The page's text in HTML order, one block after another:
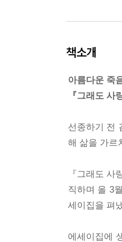
책소개
아름다운 죽
『그래도 사
선종하기 전
해 삶을 가르
『그래도
직하며 올 3
세이집을 펴
에세이집에